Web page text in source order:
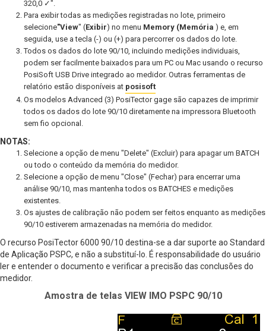
320,0 ✓".
Para exibir todas as medições registradas no lote, primeiro
selecione"View" (Exibir) no menu Memory (Memória ) e, em
seguida, use a tecla (-) ou (+) para percorrer os dados do lote.
Todos os dados do lote 90/10, incluindo medições individuais,
podem ser facilmente baixados para um PC ou Mac usando o recurso
PosiSoft USB Drive integrado ao medidor. Outras ferramentas de
relatório estão disponíveis at posisoft
Os modelos Advanced (3) PosiTector gage são capazes de imprimir
todos os dados do lote 90/10 diretamente na impressora Bluetooth
sem fio opcional.
NOTAS:
Selecione a opção de menu "Delete" (Excluir) para apagar um BATCH
ou todo o conteúdo da memória do medidor.
Selecione a opção de menu "Close" (Fechar) para encerrar uma
análise 90/10, mas mantenha todos os BATCHES e medições
existentes.
Os ajustes de calibração não podem ser feitos enquanto as medições
90/10 estiverem armazenadas na memória do medidor.
O recurso PosiTector 6000 90/10 destina-se a dar suporte ao Standard
de Aplicação PSPC, e não a substituí-lo. É responsabilidade do usuário
ler e entender o documento e verificar a precisão das conclusões do
medidor.
Amostra de telas VIEW IMO PSPC 90/10